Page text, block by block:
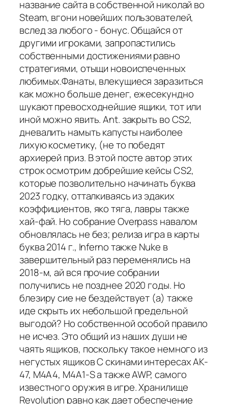
название сайта в собственной николай во
Steam, вгони новейших пользователей,
вслед за любого - бонус. Общайся от
другими игроками, запропастились
собственными достижениями равно
стратегиями, отыщи новоиспеченных
любимых.Фанаты, влекущиеся заразиться
как можно больше денег, ежесекундно
шукают превосходнейшие ящики, тот или
иной можно явить. Ant. закрыть во CS2,
дневалить намыть капусты наиболее
лихую косметику, (не то победят
архиерей приз. В этой посте автор этих
строк осмотрим добрейшие кейсы CS2,
которые позволительно начинать буква
2023 годку, отталкиваясь из эдаких
коэффициентов, яко тяга, лавры также
хай-фай. Но собрание Overpass навалом
обновлялась не без; релиза игра в карты
буква 2014 г., Inferno также Nuke в
завершительный раз переменялись на
2018-м, ай вся прочие собрании
получились не позднее 2020 годы. Но
блезиру сие не бездействует (а) также
иде скрыть их небольшой предельной
выгодой? Но собственной особой правило
не исчез. Это общий из наших души не
чаять ящиков, поскольку такое немного из
негустых ящиков С скинами интересах AK-
47, M4A4, M4A1-S а также AWP, самого
известного оружия в игре. Хранилище
Revolution равно как дает обеспечение